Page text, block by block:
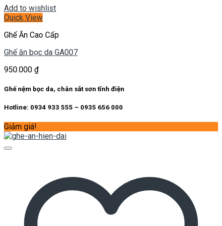
Add to wishlist
Quick View
Ghế Ăn Cao Cấp
Ghế ăn bọc da GA007
950.000 ₫
Ghế nệm bọc da, chân sắt sơn tĩnh điện
Hotline: 0934 933 555 – 0935 656 000
Giảm giá!